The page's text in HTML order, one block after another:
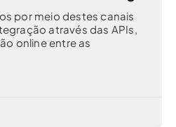
por meio destes canais
através das APIs,
online entre as